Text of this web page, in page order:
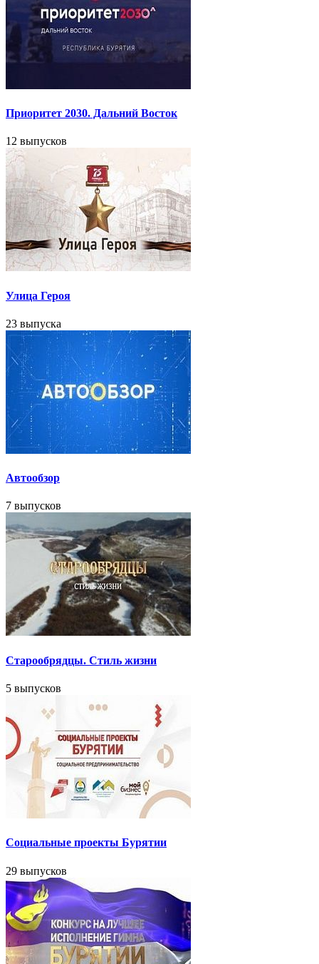
Приоритет 2030. Дальний Восток
12 выпусков
Улица Героя
23 выпуска
Автообзор
7 выпусков
Старообрядцы. Cтиль жизни
5 выпусков
Социальные проекты Бурятии
29 выпусков